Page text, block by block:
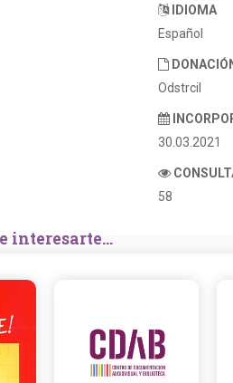
IDIOMA
Español
Odstrcil
30.03.2021
58
interesarte...